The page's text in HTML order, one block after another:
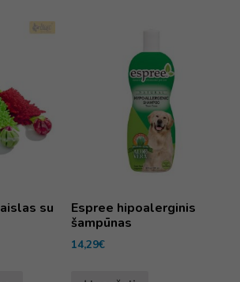
su
Espree hipoalerginis
šampūnas
14,29€